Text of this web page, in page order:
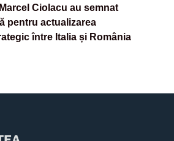
Ciolacu au semnat
pentru actualizarea
între Italia și România